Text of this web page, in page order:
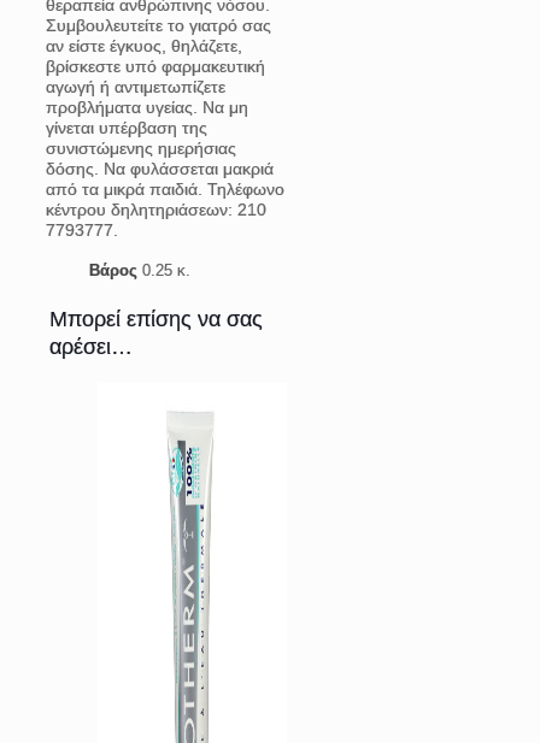
θεραπεία ανθρώπινης νόσου.
Συμβουλευτείτε το γιατρό σας
αν είστε έγκυος, θηλάζετε,
βρίσκεστε υπό φαρμακευτική
αγωγή ή αντιμετωπίζετε
προβλήματα υγείας. Να μη
γίνεται υπέρβαση της
συνιστώμενης ημερήσιας
δόσης. Να φυλάσσεται μακριά
από τα μικρά παιδιά. Τηλέφωνο
κέντρου δηλητηριάσεων: 210
7793777.
Βάρος 0.25 κ.
Μπορεί επίσης να σας
αρέσει…